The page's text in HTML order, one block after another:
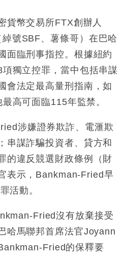
今年表現 削新開工及銷售預測
10日合辦氣候金融會議
店涉提供失實資料 遭禁申請輸入
豚」殘渦北上 上海取消逾900班
年淨利創新高 中期息增15%至
今年GDP預測至4.5% 看好貿易
人員要求交「保證金」 43歲女子
貨幣交易所FTX創辦人
號SBF、薯條哥）在巴哈
面臨刑事指控。根據紐約
獨立控罪，當中包括串謀
會法定最高量刑指南，如
高可面臨115年監禁。
涉嫌證券欺詐、電滙欺
串謀詐騙投資者、貸方和
的違反競選財政條例（財
表示，Bankman-Fried早
活動。
Fried沒有放棄接受
哈馬聯邦首席法官Joyann
Fried的保釋要